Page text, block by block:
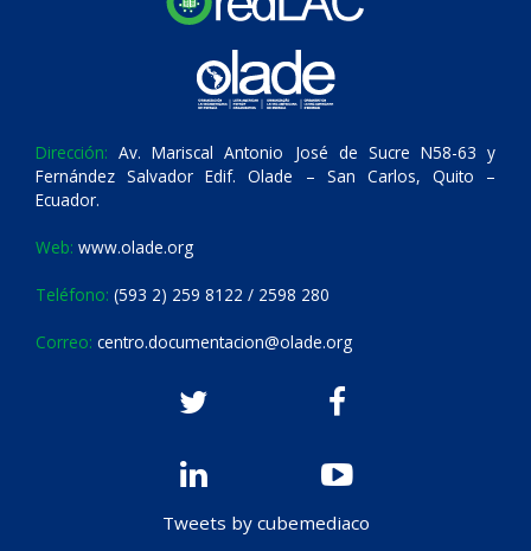
Dirección: Av. Mariscal Antonio José de Sucre N58-63 y
Fernández Salvador Edif. Olade – San Carlos, Quito –
Ecuador.
Web: www.olade.org
Teléfono: (593 2) 259 8122 / 2598 280
Correo: centro.documentacion@olade.org
Tweets by cubemediaco